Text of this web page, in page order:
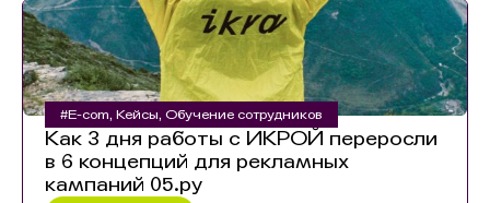
#E-com, Кейсы, Обучение сотрудников
Как 3 дня работы с ИКРОЙ переросли
в 6 концепций для рекламных
кампаний 05.ру